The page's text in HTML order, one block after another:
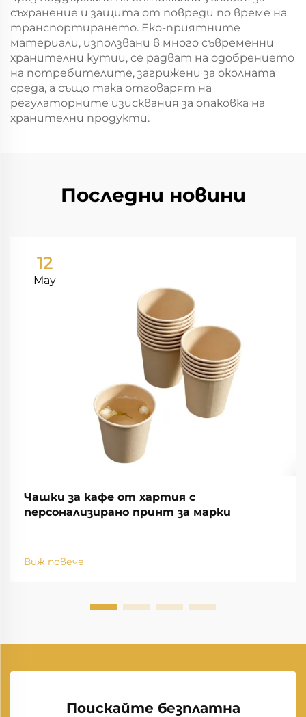
съхранение и защита от повреди по време на
транспортирането. Еко-приятните
материали, използвани в много съвременни
хранителни кутии, се радват на одобрението
на потребителите, загрижени за околната
среда, а също така отговарят на
регулаторните изисквания за опаковка на
хранителни продукти.
Последни новини
12
May
Чашки за кафе от хартия с
персонализирано принт за марки
Виж повече
Поискайте безплатна